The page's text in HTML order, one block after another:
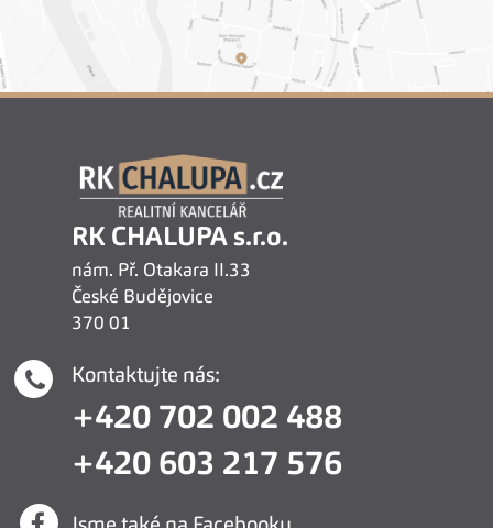
RK CHALUPA s.r.o.
nám. Př. Otakara II.33
České Budějovice
370 01
Kontaktujte nás:
+420 702 002 488
+420 603 217 576